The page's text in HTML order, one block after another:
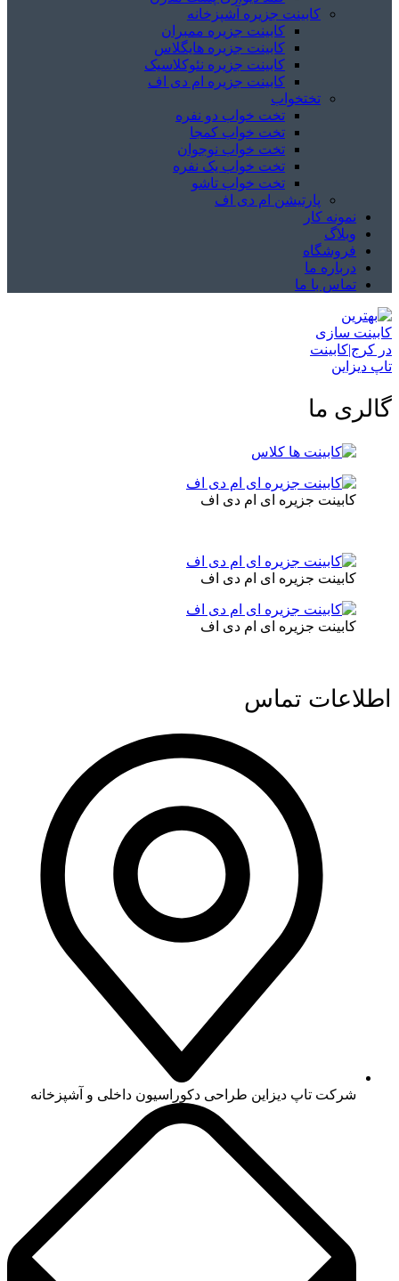
کابینت جزیره آشپزخانه
کابینت جزیره ممبران
کابینت جزیره هایگلاس
کابینت جزیره نئوکلاسیک
کابینت جزیره ام دی اف
تختخواب
تخت خواب دو نفره
تخت خواب کمجا
تخت خواب نوجوان
تخت خواب یک نفره
تخت خواب تاشو
پارتیشن ام دی اف
نمونه کار
وبلاگ
فروشگاه
درباره ما
تماس با ما
گالری ما
کابینت جزیره ای ام دی اف
کابینت جزیره ای ام دی اف
کابینت جزیره ای ام دی اف
اطلاعات تماس
شرکت تاپ دیزاین طراحی دکوراسیون داخلی و آشپزخانه